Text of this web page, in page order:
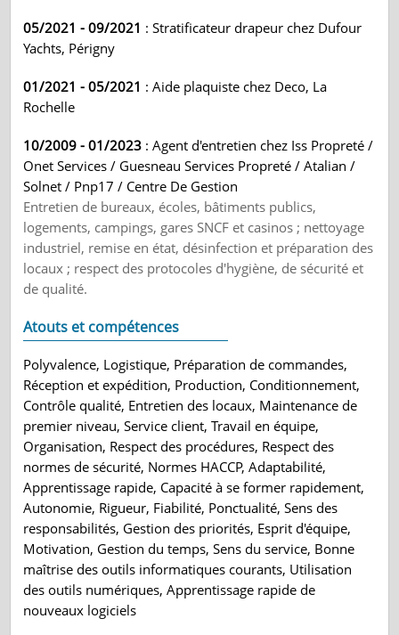
05/2021 - 09/2021 : Stratificateur drapeur chez Dufour
Yachts, Périgny
01/2021 - 05/2021 : Aide plaquiste chez Deco, La
Rochelle
10/2009 - 01/2023 : Agent d'entretien chez Iss Propreté /
Onet Services / Guesneau Services Propreté / Atalian /
Solnet / Pnp17 / Centre De Gestion
Entretien de bureaux, écoles, bâtiments publics,
logements, campings, gares SNCF et casinos ; nettoyage
industriel, remise en état, désinfection et préparation des
locaux ; respect des protocoles d'hygiène, de sécurité et
de qualité.
Atouts et compétences
Polyvalence, Logistique, Préparation de commandes,
Réception et expédition, Production, Conditionnement,
Contrôle qualité, Entretien des locaux, Maintenance de
premier niveau, Service client, Travail en équipe,
Organisation, Respect des procédures, Respect des
normes de sécurité, Normes HACCP, Adaptabilité,
Apprentissage rapide, Capacité à se former rapidement,
Autonomie, Rigueur, Fiabilité, Ponctualité, Sens des
responsabilités, Gestion des priorités, Esprit d'équipe,
Motivation, Gestion du temps, Sens du service, Bonne
maîtrise des outils informatiques courants, Utilisation
des outils numériques, Apprentissage rapide de
nouveaux logiciels